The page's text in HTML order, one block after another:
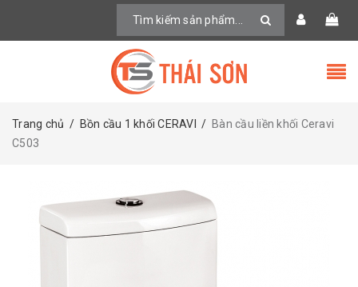
Trang chủ / Bồn cầu 1 khối CERAVI / Bàn cầu liền khối Ceravi
C503